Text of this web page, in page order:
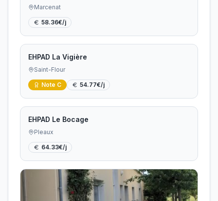
Marcenat
58.36€/j
EHPAD La Vigière
Saint-Flour
Note C 54.77€/j
EHPAD Le Bocage
Pleaux
64.33€/j